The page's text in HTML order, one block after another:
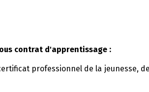
contrat d'apprentissage :
professionnel de la jeunesse,